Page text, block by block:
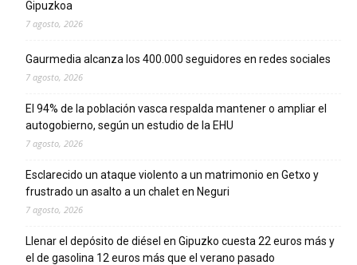
Gipuzkoa
7 agosto, 2026
Gaurmedia alcanza los 400.000 seguidores en redes sociales
7 agosto, 2026
El 94% de la población vasca respalda mantener o ampliar el
autogobierno, según un estudio de la EHU
7 agosto, 2026
Esclarecido un ataque violento a un matrimonio en Getxo y
frustrado un asalto a un chalet en Neguri
7 agosto, 2026
Llenar el depósito de diésel en Gipuzko cuesta 22 euros más y
el de gasolina 12 euros más que el verano pasado